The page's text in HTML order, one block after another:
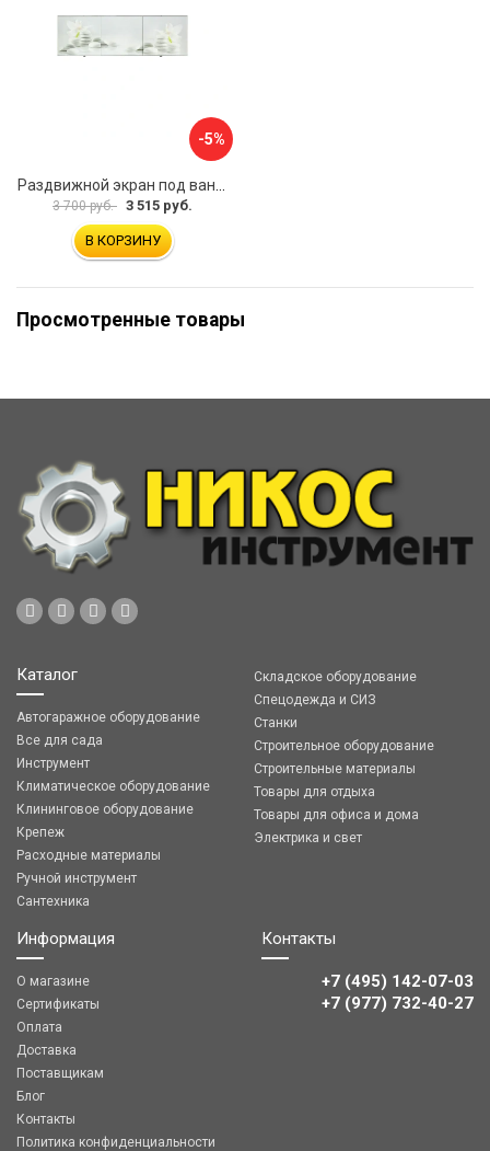
-5%
3 700 руб. 3 515 руб.
В КОРЗИНУ
Просмотренные товары
Каталог
Автогаражное оборудование
Все для сада
Инструмент
Климатическое оборудование
Клининговое оборудование
Крепеж
Расходные материалы
Ручной инструмент
Сантехника
Складское оборудование
Спецодежда и СИЗ
Станки
Строительное оборудование
Строительные материалы
Товары для отдыха
Товары для офиса и дома
Электрика и свет
Информация
О магазине
Сертификаты
Оплата
Доставка
Поставщикам
Блог
Контакты
Политика конфиденциальности
Контакты
+7 (495) 142-07-03
‎‎+7 (977) 732-40-27